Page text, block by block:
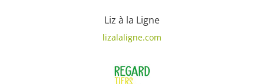
Liz à la Ligne
lizalaligne.com